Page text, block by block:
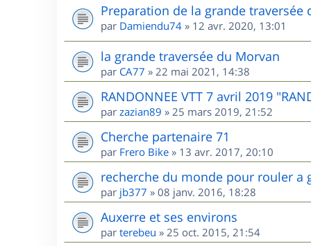
Preparation de la grande traversée
par Damiendu74 » 12 avr. 2020, 13:01
la grande traversée du Morvan
par CA77 » 22 mai 2021, 14:38
RANDONNEE VTT 7 avril 2019
par zazian89 » 25 mars 2019, 21:52
Cherche partenaire 71
par Frero Bike » 13 avr. 2017, 20:10
recherche du monde pour rouler a
par jb377 » 08 janv. 2016, 18:28
Auxerre et ses environs
par terebeu » 25 oct. 2015, 21:54